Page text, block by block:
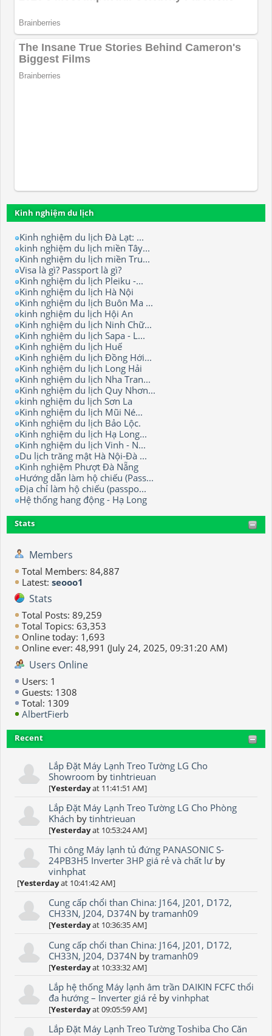
Kinh nghiệm du lịch
Kinh nghiệm du lịch Đà Lạt: ...
kinh nghiệm du lịch miền Tây...
Kinh nghiệm du lịch miền Tru...
Visa là gì? Passport là gì?
Kinh nghiệm du lịch Pleiku -...
Kinh nghiệm du lịch Hà Nội
Kinh nghiệm du lịch Buôn Ma ...
kinh nghiệm du lịch Hội An
Kinh nghiệm du lịch Ninh Chữ...
Kinh nghiệm du lịch Sapa - L...
Kinh nghiệm du lịch Huế
Kinh nghiệm du lịch Đồng Hới...
Kinh nghiệm du lịch Long Hải
Kinh nghiệm du lịch Nha Tran...
Kinh nghiệm du lịch Quy Nhơn...
kinh nghiệm du lịch Sơn La
Kinh nghiệm du lịch Mũi Né...
Kinh nghiệm du lịch Bảo Lộc.
Kinh nghiệm du lịch Hạ Long...
Kinh nghiệm du lịch Vinh - N...
Du lịch trăng mật Hà Nội-Đà ...
Kinh nghiệm Phượt Đà Nẵng
Hướng dẫn làm hộ chiếu (Pass...
Địa chỉ làm hộ chiếu (passpo...
Hệ thống hang động - Hạ Long
Stats
Members
Total Members: 84,887
Latest: seooo1
Stats
Total Posts: 89,259
Total Topics: 63,353
Online today: 1,693
Online ever: 48,991 (July 24, 2025, 09:31:20 AM)
Users Online
Users: 1
Guests: 1308
Total: 1309
AlbertFierb
Recent
Lắp Đặt Máy Lạnh Treo Tường LG Cho
Showroom bytinhtrieuan
[Yesterdayat 11:41:51 AM]
Lắp Đặt Máy Lạnh Treo Tường LG Cho Phòng
Khách bytinhtrieuan
[Yesterdayat 10:53:24 AM]
Thi công Máy lạnh tủ đứng PANASONIC S-
24PB3H5 Inverter 3HP giá rẻ và chất lưby
vinhphat
[Yesterdayat 10:41:42 AM]
Cung cấp chổi than China: J164, J201, D172,
CH33N, J204, D374N bytramanh09
[Yesterdayat 10:36:35 AM]
Cung cấp chổi than China: J164, J201, D172,
CH33N, J204, D374N bytramanh09
[Yesterdayat 10:33:32 AM]
Lắp hệ thống Máy lạnh âm trần DAIKIN FCFC thổi
đa hướng – Inverter giá rẻ byvinhphat
[Yesterdayat 09:05:59 AM]
Lắp Đặt Máy Lạnh Treo Tường Toshiba Cho Căn